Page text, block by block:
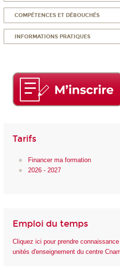
COMPÉTENCES ET DÉBOUCHÉS
INFORMATIONS PRATIQUES
Tarifs
Financer ma formation
2026 - 2027
Emploi du temps
Cliquez ici pour prendre
unités d'enseignement du centre